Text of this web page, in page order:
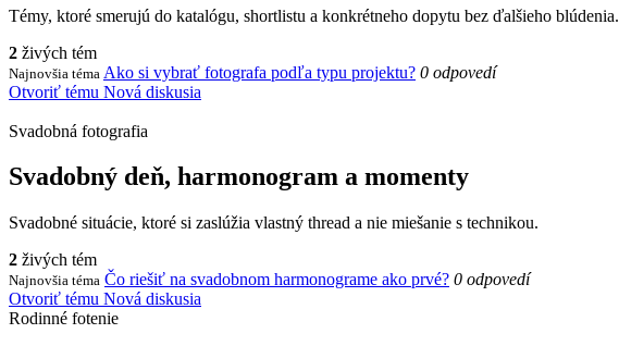
Témy, ktoré smerujú do katalógu, shortlistu a konkrétneho dopytu bez ďalšieho blúdenia.
2 živých tém
Najnovšia téma Ako si vybrať fotografa podľa typu projektu? 0 odpovedí
Otvoriť tému Nová diskusia
Svadobná fotografia
Svadobný deň, harmonogram a momenty
Svadobné situácie, ktoré si zaslúžia vlastný thread a nie miešanie s technikou.
2 živých tém
Najnovšia téma Čo riešiť na svadobnom harmonograme ako prvé? 0 odpovedí
Otvoriť tému Nová diskusia
Rodinné fotenie